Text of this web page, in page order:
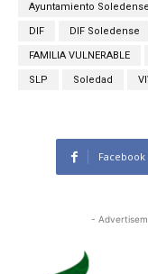
Ayuntamiento Soledense
DIF DIF Soledense
FAMILIA VULNERABLE
SLP Soledad
Facebook
-